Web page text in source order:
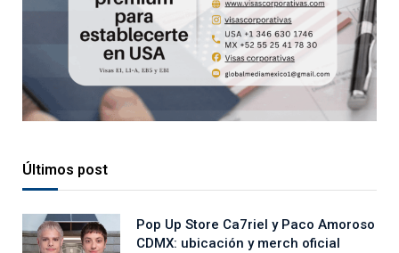
Últimos post
Pop Up Store Ca7riel y Paco Amoroso
CDMX: ubicación y merch oficial